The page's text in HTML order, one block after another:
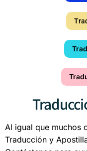
Al igual que muchos
Traducción y